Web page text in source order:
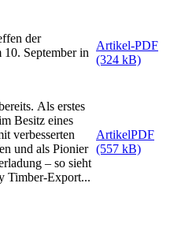
der
September in
Artikel-PDF
(324 kB)
Als erstes
Besitz eines
verbesserten
und als Pionier
– so sieht
Timber-Export...
ArtikelPDF
(557 kB)